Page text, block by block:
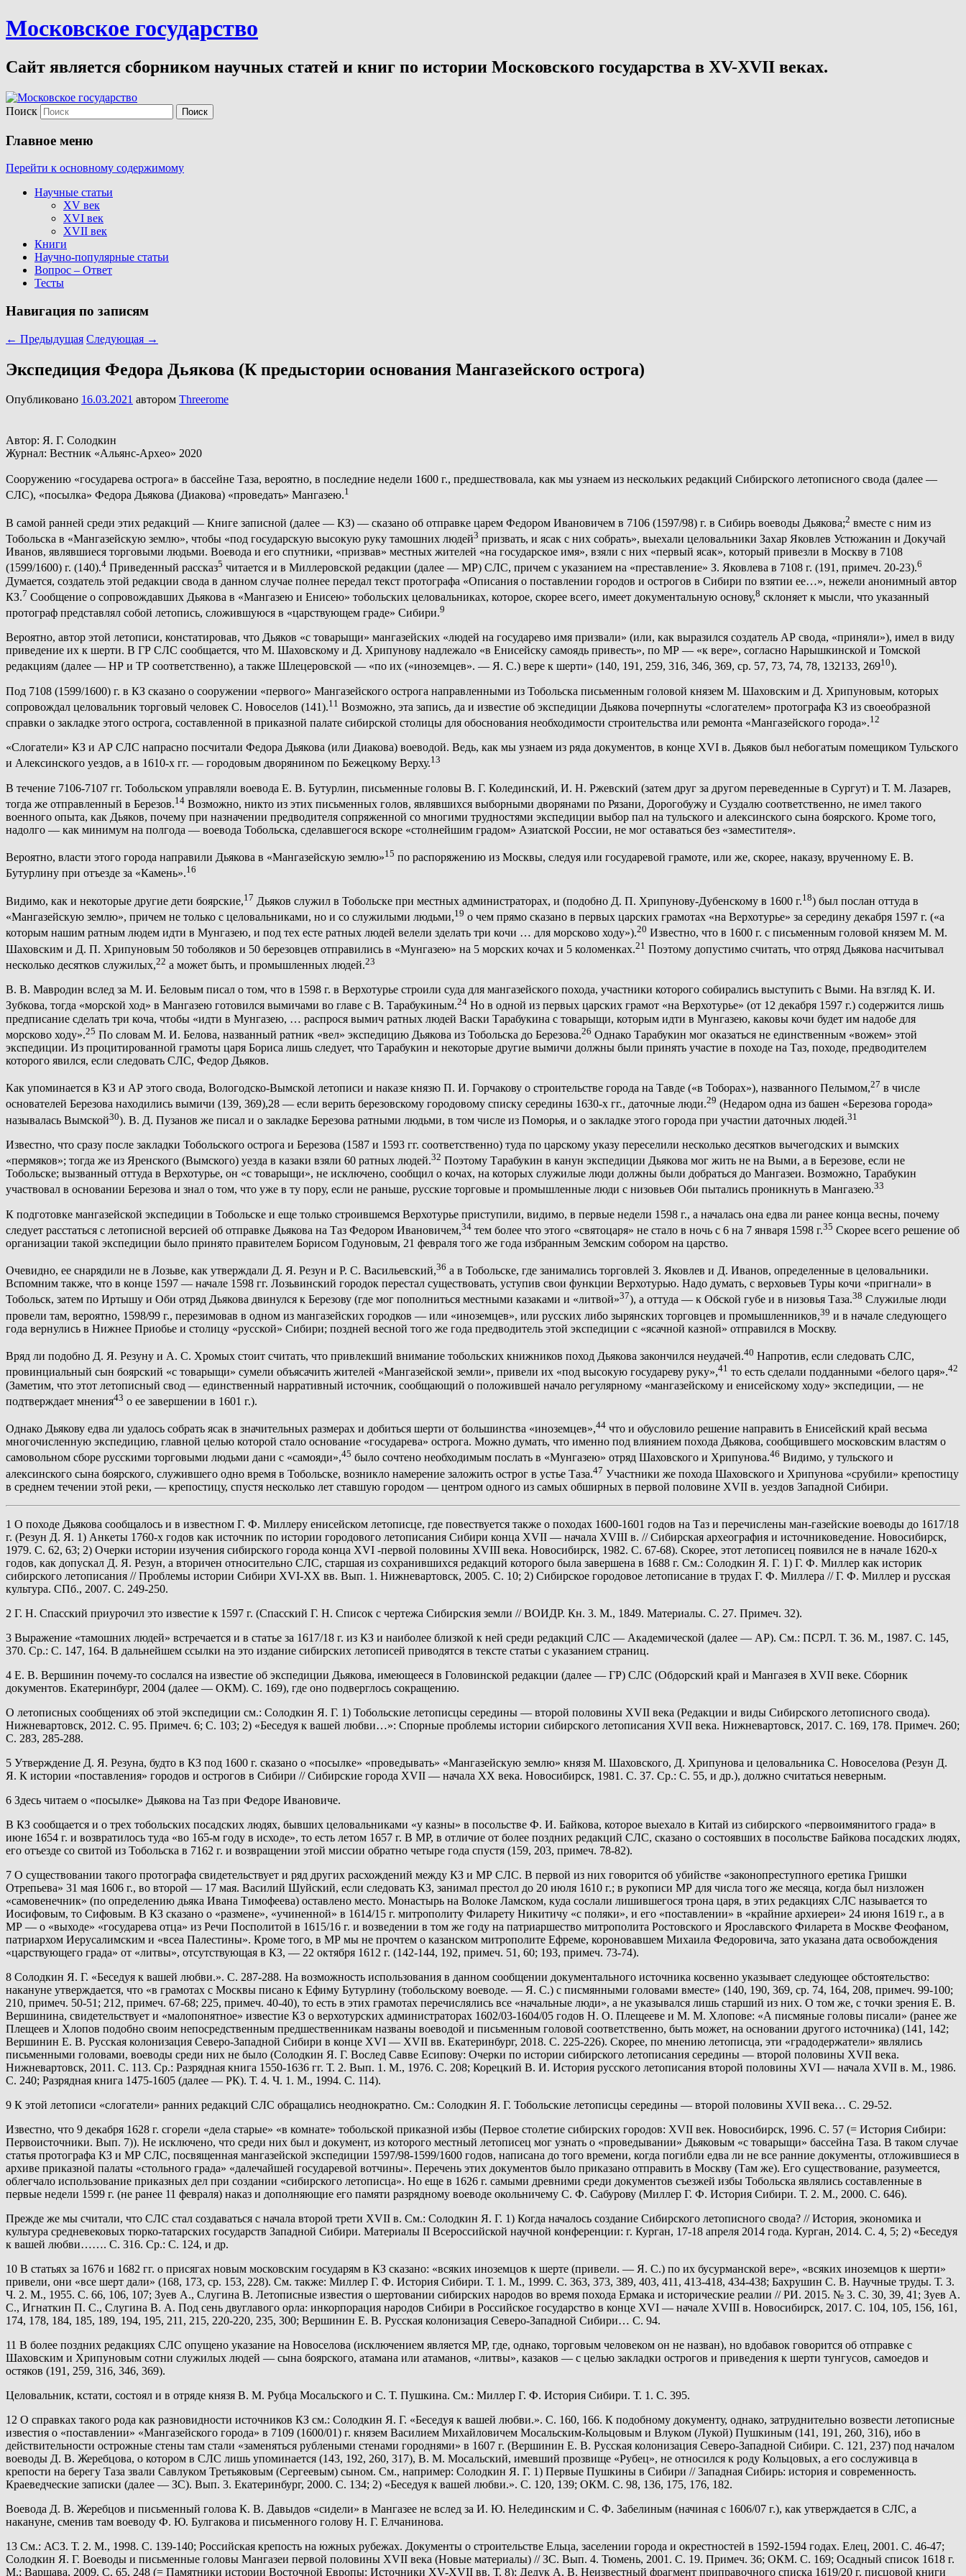
Московское государство
Сайт является сборником научных статей и книг по истории Московского государства в XV-XVII веках.
Поиск
Главное меню
Перейти к основному содержимому
Научные статьи
XV век
XVI век
XVII век
Книги
Научно-популярные статьи
Вопрос – Ответ
Тесты
Навигация по записям
← Предыдущая Следующая →
Экспедиция Федора Дьякова (К предыстории основания Мангазейского острога)
Опубликовано 16.03.2021 автором Threerome
Автор: Я. Г. Солодкин
Журнал: Вестник «Альянс-Архео» 2020
Сооружению «государева острога» в бассейне Таза, вероятно, в последние недели 1600 г., предшествовала, как мы узнаем из нескольких редакций Сибирского летописного свода (далее —
СЛС), «посылка» Федора Дьякова (Диакова) «проведать» Мангазею.1
В самой ранней среди этих редакций — Книге записной (далее — КЗ) — сказано об отправке царем Федором Ивановичем в 7106 (1597/98) г. в Сибирь воеводы Дьякова;2 вместе с ним из
Тобольска в «Мангазейскую землю», чтобы «под государскую высокую руку тамошних людей3 призвать, и ясак с них собрать», выехали целовальники Захар Яковлев Устюжанин и Докучай
Иванов, являвшиеся торговыми людьми. Воевода и его спутники, «призвав» местных жителей «на государское имя», взяли с них «первый ясак», который привезли в Москву в 7108
(1599/1600) г. (140).4 Приведенный рассказ5 читается и в Миллеровской редакции (далее — МР) СЛС, причем с указанием на «преставление» З. Яковлева в 7108 г. (191, примеч. 20-23).6
Думается, создатель этой редакции свода в данном случае полнее передал текст протографа «Описания о поставлении городов и острогов в Сибири по взятии ее…», нежели анонимный автор
КЗ.7 Сообщение о сопровождавших Дьякова в «Мангазею и Енисею» тобольских целовальниках, которое, скорее всего, имеет документальную основу,8 склоняет к мысли, что указанный
протограф представлял собой летопись, сложившуюся в «царствующем граде» Сибири.9
Вероятно, автор этой летописи, констатировав, что Дьяков «с товарыщи» мангазейских «людей на государево имя призвали» (или, как выразился создатель АР свода, «приняли»), имел в виду
приведение их к шерти. В ГР СЛС сообщается, что М. Шаховскому и Д. Хрипунову надлежало «в Енисейску самоядь привесть», по МР — «к вере», согласно Нарышкинской и Томской
редакциям (далее — НР и ТР соответственно), а также Шлецеровской — «по их («иноземцев». — Я. С.) вере к шерти» (140, 191, 259, 316, 346, 369, ср. 57, 73, 74, 78, 132133, 26910).
Под 7108 (1599/1600) г. в КЗ сказано о сооружении «первого» Мангазейского острога направленными из Тобольска письменным головой князем М. Шаховским и Д. Хрипуновым, которых
сопровождал целовальник торговый человек С. Новоселов (141).11 Возможно, эта запись, да и известие об экспедиции Дьякова почерпнуты «слогателем» протографа КЗ из своеобразной
справки о закладке этого острога, составленной в приказной палате сибирской столицы для обоснования необходимости строительства или ремонта «Мангазейского города».12
«Слогатели» КЗ и АР СЛС напрасно посчитали Федора Дьякова (или Диакова) воеводой. Ведь, как мы узнаем из ряда документов, в конце XVI в. Дьяков был небогатым помещиком Тульского
и Алексинского уездов, а в 1610-х гг. — городовым дворянином по Бежецкому Верху.13
В течение 7106-7107 гг. Тобольском управляли воевода Е. В. Бутурлин, письменные головы В. Г. Колединский, И. Н. Ржевский (затем друг за другом переведенные в Сургут) и Т. М. Лазарев,
тогда же отправленный в Березов.14 Возможно, никто из этих письменных голов, являвшихся выборными дворянами по Рязани, Дорогобужу и Суздалю соответственно, не имел такого
военного опыта, как Дьяков, почему при назначении предводителя сопряженной со многими трудностями экспедиции выбор пал на тульского и алексинского сына боярского. Кроме того,
надолго — как минимум на полгода — воевода Тобольска, сделавшегося вскоре «столнейшим градом» Азиатской России, не мог оставаться без «заместителя».
Вероятно, власти этого города направили Дьякова в «Мангазейскую землю»15 по распоряжению из Москвы, следуя или государевой грамоте, или же, скорее, наказу, врученному Е. В.
Бутурлину при отъезде за «Камень».16
Видимо, как и некоторые другие дети боярские,17 Дьяков служил в Тобольске при местных администраторах, и (подобно Д. П. Хрипунову-Дубенскому в 1600 г.18) был послан оттуда в
«Мангазейскую землю», причем не только с целовальниками, но и со служилыми людьми,19 о чем прямо сказано в первых царских грамотах «на Верхотурье» за середину декабря 1597 г. («а
которым нашим ратным людем идти в Мунгазею, и под тех есте ратных людей велели зделать три кочи … для морсково ходу»).20 Известно, что в 1600 г. с письменным головой князем М. М.
Шаховским и Д. П. Хрипуновым 50 тоболяков и 50 березовцев отправились в «Мунгазею» на 5 морских кочах и 5 коломенках.21 Поэтому допустимо считать, что отряд Дьякова насчитывал
несколько десятков служилых,22 а может быть, и промышленных людей.23
В. В. Мавродин вслед за М. И. Беловым писал о том, что в 1598 г. в Верхотурье строили суда для мангазейского похода, участники которого собирались выступить с Выми. На взгляд К. И.
Зубкова, тогда «морской ход» в Мангазею готовился вымичами во главе с В. Тарабукиным.24 Но в одной из первых царских грамот «на Верхотурье» (от 12 декабря 1597 г.) содержится лишь
предписание сделать три коча, чтобы «идти в Мунгазею, … распрося вымич ратных людей Васки Тарабукина с товарыщи, которым идти в Мунгазею, каковы кочи будет им надобе для
морсково ходу».25 По словам М. И. Белова, названный ратник «вел» экспедицию Дьякова из Тобольска до Березова.26 Однако Тарабукин мог оказаться не единственным «вожем» этой
экспедиции. Из процитированной грамоты царя Бориса лишь следует, что Тарабукин и некоторые другие вымичи должны были принять участие в походе на Таз, походе, предводителем
которого явился, если следовать СЛС, Федор Дьяков.
Как упоминается в КЗ и АР этого свода, Вологодско-Вымской летописи и наказе князю П. И. Горчакову о строительстве города на Тавде («в Тоборах»), названного Пелымом,27 в числе
основателей Березова находились вымичи (139, 369),28 — если верить березовскому городовому списку середины 1630-х гг., даточные люди.29 (Недаром одна из башен «Березова города»
называлась Вымской30). В. Д. Пузанов же писал и о закладке Березова ратными людьми, в том числе из Поморья, и о закладке этого города при участии даточных людей.31
Известно, что сразу после закладки Тобольского острога и Березова (1587 и 1593 гг. соответственно) туда по царскому указу переселили несколько десятков вычегодских и вымских
«пермяков»; тогда же из Яренского (Вымского) уезда в казаки взяли 60 ратных людей.32 Поэтому Тарабукин в канун экспедиции Дьякова мог жить не на Выми, а в Березове, если не
Тобольске; вызванный оттуда в Верхотурье, он «с товарыщи», не исключено, сообщил о кочах, на которых служилые люди должны были добраться до Мангазеи. Возможно, Тарабукин
участвовал в основании Березова и знал о том, что уже в ту пору, если не раньше, русские торговые и промышленные люди с низовьев Оби пытались проникнуть в Мангазею.33
К подготовке мангазейской экспедиции в Тобольске и еще только строившемся Верхотурье приступили, видимо, в первые недели 1598 г., а началась она едва ли ранее конца весны, почему
следует расстаться с летописной версией об отправке Дьякова на Таз Федором Ивановичем,34 тем более что этого «святоцаря» не стало в ночь с 6 на 7 января 1598 г.35 Скорее всего решение об
организации такой экспедиции было принято правителем Борисом Годуновым, 21 февраля того же года избранным Земским собором на царство.
Очевидно, ее снарядили не в Лозьве, как утверждали Д. Я. Резун и Р. С. Васильевский,36 а в Тобольске, где занимались торговлей З. Яковлев и Д. Иванов, определенные в целовальники.
Вспомним также, что в конце 1597 — начале 1598 гг. Лозьвинский городок перестал существовать, уступив свои функции Верхотурью. Надо думать, с верховьев Туры кочи «пригнали» в
Тобольск, затем по Иртышу и Оби отряд Дьякова двинулся к Березову (где мог пополниться местными казаками и «литвой»37), а оттуда — к Обской губе и в низовья Таза.38 Служилые люди
провели там, вероятно, 1598/99 г., перезимовав в одном из мангазейских городков — или «иноземцев», или русских либо зырянских торговцев и промышленников,39 и в начале следующего
года вернулись в Нижнее Приобье и столицу «русской» Сибири; поздней весной того же года предводитель этой экспедиции с «ясачной казной» отправился в Москву.
Вряд ли подобно Д. Я. Резуну и А. С. Хромых стоит считать, что привлекший внимание тобольских книжников поход Дьякова закончился неудачей.40 Напротив, если следовать СЛС,
провинциальный сын боярский «с товарыщи» сумели объясачить жителей «Мангазейской земли», привели их «под высокую государеву руку»,41 то есть сделали подданными «белого царя».42
(Заметим, что этот летописный свод — единственный нарративный источник, сообщающий о положившей начало регулярному «мангазейскому и енисейскому ходу» экспедиции, — не
подтверждает мнения43 о ее завершении в 1601 г.).
Однако Дьякову едва ли удалось собрать ясак в значительных размерах и добиться шерти от большинства «иноземцев»,44 что и обусловило решение направить в Енисейский край весьма
многочисленную экспедицию, главной целью которой стало основание «государева» острога. Можно думать, что именно под влиянием похода Дьякова, сообщившего московским властям о
самовольном сборе русскими торговыми людьми дани с «самояди»,45 было сочтено необходимым послать в «Мунгазею» отряд Шаховского и Хрипунова.46 Видимо, у тульского и
алексинского сына боярского, служившего одно время в Тобольске, возникло намерение заложить острог в устье Таза.47 Участники же похода Шаховского и Хрипунова «срубили» крепостицу
в среднем течении этой реки, — крепостицу, спустя несколько лет ставшую городом — центром одного из самых обширных в первой половине XVII в. уездов Западной Сибири.
1 О походе Дьякова сообщалось и в известном Г. Ф. Миллеру енисейском летописце, где повествуется также о походах 1600-1601 годов на Таз и перечислены ман-газейские воеводы до 1617/18
г. (Резун Д. Я. 1) Анкеты 1760-х годов как источник по истории городового летописания Сибири конца XVII — начала XVIII в. // Сибирская археография и источниковедение. Новосибирск,
1979. С. 62, 63; 2) Очерки истории изучения сибирского города конца XVI -первой половины XVIII века. Новосибирск, 1982. С. 67-68). Скорее, этот летописец появился не в начале 1620-х
годов, как допускал Д. Я. Резун, а вторичен относительно СЛС, старшая из сохранившихся редакций которого была завершена в 1688 г. См.: Солодкин Я. Г. 1) Г. Ф. Миллер как историк
сибирского летописания // Проблемы истории Сибири XVI-XX вв. Вып. 1. Нижневартовск, 2005. С. 10; 2) Сибирское городовое летописание в трудах Г. Ф. Миллера // Г. Ф. Миллер и русская
культура. СПб., 2007. С. 249-250.
2 Г. Н. Спасский приурочил это известие к 1597 г. (Спасский Г. Н. Список с чертежа Сибирския земли // ВОИДР. Кн. 3. М., 1849. Материалы. С. 27. Примеч. 32).
3 Выражение «тамошних людей» встречается и в статье за 1617/18 г. из КЗ и наиболее близкой к ней среди редакций СЛС — Академической (далее — АР). См.: ПСРЛ. Т. 36. М., 1987. С. 145,
370. Ср.: С. 147, 164. В дальнейшем ссылки на это издание сибирских летописей приводятся в тексте статьи с указанием страниц.
4 Е. В. Вершинин почему-то сослался на известие об экспедиции Дьякова, имеющееся в Головинской редакции (далее — ГР) СЛС (Обдорский край и Мангазея в XVII веке. Сборник
документов. Екатеринбург, 2004 (далее — ОКМ). С. 169), где оно подверглось сокращению.
О летописных сообщениях об этой экспедиции см.: Солодкин Я. Г. 1) Тобольские летописцы середины — второй половины XVII века (Редакции и виды Сибирского летописного свода).
Нижневартовск, 2012. С. 95. Примеч. 6; С. 103; 2) «Беседуя к вашей любви…»: Спорные проблемы истории сибирского летописания XVII века. Нижневартовск, 2017. С. 169, 178. Примеч. 260;
С. 283, 285-288.
5 Утверждение Д. Я. Резуна, будто в КЗ под 1600 г. сказано о «посылке» «проведывать» «Мангазейскую землю» князя М. Шаховского, Д. Хрипунова и целовальника С. Новоселова (Резун Д.
Я. К истории «поставления» городов и острогов в Сибири // Сибирские города XVII — начала XX века. Новосибирск, 1981. С. 37. Ср.: С. 55, и др.), должно считаться неверным.
6 Здесь читаем о «посылке» Дьякова на Таз при Федоре Ивановиче.
В КЗ сообщается и о трех тобольских посадских людях, бывших целовальниками «у казны» в посольстве Ф. И. Байкова, которое выехало в Китай из сибирского «первоимянитого града» в
июне 1654 г. и возвратилось туда «во 165-м году в исходе», то есть летом 1657 г. В МР, в отличие от более поздних редакций СЛС, сказано о состоявших в посольстве Байкова посадских людях,
его отъезде со свитой из Тобольска в 7162 г. и возвращении этой миссии обратно четыре года спустя (159, 203, примеч. 78-82).
7 О существовании такого протографа свидетельствует и ряд других расхождений между КЗ и МР СЛС. В первой из них говорится об убийстве «законопреступного еретика Гришки
Отрепьева» 31 мая 1606 г., во второй — 17 мая. Василий Шуйский, если следовать КЗ, занимал престол до 20 июля 1610 г.; в рукописи МР для числа того же месяца, когда был низложен
«самовенечник» (по определению дьяка Ивана Тимофеева) оставлено место. Монастырь на Волоке Ламском, куда сослали лишившегося трона царя, в этих редакциях СЛС называется то
Иосифовым, то Сифовым. В КЗ сказано о «размене», «учиненной» в 1614/15 г. митрополиту Филарету Никитичу «с поляки», и его «поставлении» в «крайние архиереи» 24 июня 1619 г., а в
МР — о «выходе» «государева отца» из Речи Посполитой в 1615/16 г. и возведении в том же году на патриаршество митрополита Ростовского и Ярославского Филарета в Москве Феофаном,
патриархом Иерусалимским и «всеа Палестины». Кроме того, в МР мы не прочтем о казанском митрополите Ефреме, короновавшем Михаила Федоровича, зато указана дата освобождения
«царствующего града» от «литвы», отсутствующая в КЗ, — 22 октября 1612 г. (142-144, 192, примеч. 51, 60; 193, примеч. 73-74).
8 Солодкин Я. Г. «Беседуя к вашей любви.». С. 287-288. На возможность использования в данном сообщении документального источника косвенно указывает следующее обстоятельство:
накануне утверждается, что «в грамотах с Москвы писано к Ефиму Бутурлину (тобольскому воеводе. — Я. С.) с писмянными головами вместе» (140, 190, 369, ср. 74, 164, 208, примеч. 99-100;
210, примеч. 50-51; 212, примеч. 67-68; 225, примеч. 40-40), то есть в этих грамотах перечислялись все «начальные люди», а не указывался лишь старший из них. О том же, с точки зрения Е. В.
Вершинина, свидетельствует и «малопонятное» известие КЗ о верхотурских администраторах 1602/03-1604/05 годов Н. О. Плещееве и М. М. Хлопове: «А писмяные головы писали» (ранее же
Плещеев и Хлопов подобно своим непосредственным предшественникам названы воеводой и письменным головой соответственно, быть может, на основании другого источника) (141, 142;
Вершинин Е. В. Русская колонизация Северо-Западной Сибири в конце XVI — XVII вв. Екатеринбург, 2018. С. 225-226). Скорее, по мнению летописца, эти «градодержатели» являлись
письменными головами, воеводы среди них не было (Солодкин Я. Г. Вослед Савве Есипову: Очерки по истории сибирского летописания середины — второй половины XVII века.
Нижневартовск, 2011. С. 113. Ср.: Разрядная книга 1550-1636 гг. Т. 2. Вып. 1. М., 1976. С. 208; Корецкий В. И. История русского летописания второй половины XVI — начала XVII в. М., 1986.
С. 240; Разрядная книга 1475-1605 (далее — РК). Т. 4. Ч. 1. М., 1994. С. 114).
9 К этой летописи «слогатели» ранних редакций СЛС обращались неоднократно. См.: Солодкин Я. Г. Тобольские летописцы середины — второй половины XVII века… С. 29-52.
Известно, что 9 декабря 1628 г. сгорели «дела старые» «в комнате» тобольской приказной избы (Первое столетие сибирских городов: XVII век. Новосибирск, 1996. С. 57 (= История Сибири:
Первоисточники. Вып. 7)). Не исключено, что среди них был и документ, из которого местный летописец мог узнать о «проведывании» Дьяковым «с товарыщи» бассейна Таза. В таком случае
статья протографа КЗ и МР СЛС, посвященная мангазейской экспедиции 1597/98-1599/1600 годов, написана до того времени, когда погибли едва ли не все ранние документы, отложившиеся в
архиве приказной палаты «стольного града» «далечайшей государевой вотчины». Перечень этих документов было приказано отправить в Москву (Там же). Его существование, разумеется,
облегчало использование приказных дел при создании «сибирского летописца». Но еще в 1626 г. самыми древними среди документов съезжей избы Тобольска являлись составленные в
первые недели 1599 г. (не ранее 11 февраля) наказ и дополняющие его памяти разрядному воеводе окольничему С. Ф. Сабурову (Миллер Г. Ф. История Сибири. Т. 2. М., 2000. С. 646).
Прежде же мы считали, что СЛС стал создаваться с начала второй трети XVII в. См.: Солодкин Я. Г. 1) Когда началось создание Сибирского летописного свода? // История, экономика и
культура средневековых тюрко-татарских государств Западной Сибири. Материалы II Всероссийской научной конференции: г. Курган, 17-18 апреля 2014 года. Курган, 2014. С. 4, 5; 2) «Беседуя
к вашей любви……. С. 316. Ср.: С. 124, и др.
10 В статьях за 1676 и 1682 гг. о присягах новым московским государям в КЗ сказано: «всяких иноземцов к шерте (привели. — Я. С.) по их бусурманской вере», «всяких иноземцов к шерти»
привели, они «все шерт дали» (168, 173, ср. 153, 228). См. также: Миллер Г. Ф. История Сибири. Т. 1. М., 1999. С. 363, 373, 389, 403, 411, 413-418, 434-438; Бахрушин С. В. Научные труды. Т. 3.
Ч. 2. М., 1955. С. 66, 106, 107; Зуев А., Слугина В. Летописные известия о шертовании сибирских народов во время похода Ермака и исторические реалии // РИ. 2015. № 3. С. 30, 39, 41; Зуев А.
С., Игнаткин П. С., Слугина В. А. Под сень двуглавого орла: инкорпорация народов Сибири в Российское государство в конце XVI — начале XVIII в. Новосибирск, 2017. С. 104, 105, 156, 161,
174, 178, 184, 185, 189, 194, 195, 211, 215, 220-220, 235, 300; Вершинин Е. В. Русская колонизация Северо-Западной Сибири… С. 94.
11 В более поздних редакциях СЛС опущено указание на Новоселова (исключением является МР, где, однако, торговым человеком он не назван), но вдобавок говорится об отправке с
Шаховским и Хрипуновым сотни служилых людей — сына боярского, атамана или атаманов, «литвы», казаков — с целью закладки острогов и приведения к шерти тунгусов, самоедов и
остяков (191, 259, 316, 346, 369).
Целовальник, кстати, состоял и в отряде князя В. М. Рубца Мосальского и С. Т. Пушкина. См.: Миллер Г. Ф. История Сибири. Т. 1. С. 395.
12 О справках такого рода как разновидности источников КЗ см.: Солодкин Я. Г. «Беседуя к вашей любви.». С. 160, 166. К подобному документу, однако, затруднительно возвести летописные
известия о «поставлении» «Мангазейского города» в 7109 (1600/01) г. князем Василием Михайловичем Мосальским-Кольцовым и Влуком (Лукой) Пушкиным (141, 191, 260, 316), ибо в
действительности острожные стены там стали «заменяться рублеными стенами городнями» в 1607 г. (Вершинин Е. В. Русская колонизация Северо-Западной Сибири. С. 121, 237) под началом
воеводы Д. В. Жеребцова, о котором в СЛС лишь упоминается (143, 192, 260, 317), В. М. Мосальский, имевший прозвище «Рубец», не относился к роду Кольцовых, а его сослуживца в
крепости на берегу Таза звали Савлуком Третьяковым (Сергеевым) сыном. См., например: Солодкин Я. Г. 1) Первые Пушкины в Сибири // Западная Сибирь: история и современность.
Краеведческие записки (далее — ЗС). Вып. 3. Екатеринбург, 2000. С. 134; 2) «Беседуя к вашей любви.». С. 120, 139; ОКМ. С. 98, 136, 175, 176, 182.
Воевода Д. В. Жеребцов и письменный голова К. В. Давыдов «сидели» в Мангазее не вслед за И. Ю. Нелединским и С. Ф. Забелиным (начиная с 1606/07 г.), как утверждается в СЛС, а
накануне, сменив там воеводу Ф. Ю. Булгакова и письменного голову Н. Г. Елчанинова.
13 См.: АСЗ. Т. 2. М., 1998. С. 139-140; Российская крепость на южных рубежах. Документы о строительстве Ельца, заселении города и окрестностей в 1592-1594 годах. Елец, 2001. С. 46-47;
Солодкин Я. Г. Воеводы и письменные головы Мангазеи первой половины XVII века (Новые материалы) // ЗС. Вып. 4. Тюмень, 2001. С. 19. Примеч. 36; ОКМ. С. 169; Осадный список 1618 г.
М.; Варшава, 2009. С. 65, 248 (= Памятники истории Восточной Европы: Источники XV-XVII вв. Т. 8); Дедук А. В. Неизвестный фрагмент приправочного списка 1619/20 г. писцовой книги